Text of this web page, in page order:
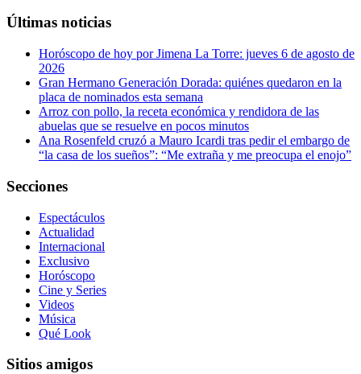
Últimas noticias
Horóscopo de hoy por Jimena La Torre: jueves 6 de agosto de
2026
Gran Hermano Generación Dorada: quiénes quedaron en la
placa de nominados esta semana
Arroz con pollo, la receta económica y rendidora de las
abuelas que se resuelve en pocos minutos
Ana Rosenfeld cruzó a Mauro Icardi tras pedir el embargo de
“la casa de los sueños”: “Me extraña y me preocupa el enojo”
Secciones
Espectáculos
Actualidad
Internacional
Exclusivo
Horóscopo
Cine y Series
Videos
Música
Qué Look
Sitios amigos